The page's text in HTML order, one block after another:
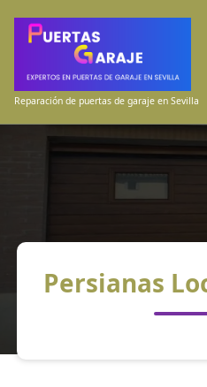
Reparación de puertas de garaje en Sevilla
Persianas